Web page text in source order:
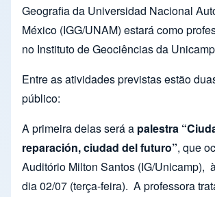
Geografia da Universidad Nacional
México (IGG/UNAM) estará como
no Instituto de Geociências da
Entre as atividades previstas estão
público:
A primeira delas será a palestra
reparación, ciudad del futuro”, que
Auditório Milton Santos (IG/Unicamp),
dia 02/07 (terça-feira). A professora